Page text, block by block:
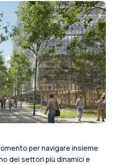
per navigare insieme
dei settori più dinamici e